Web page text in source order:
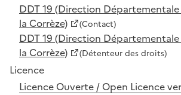
DDT 19 (Direction
la Corrèze)
(Contact)
DDT 19 (Direction
la Corrèze)
(Détenteur des droits)
Licence
Licence Ouverte / Open Licence